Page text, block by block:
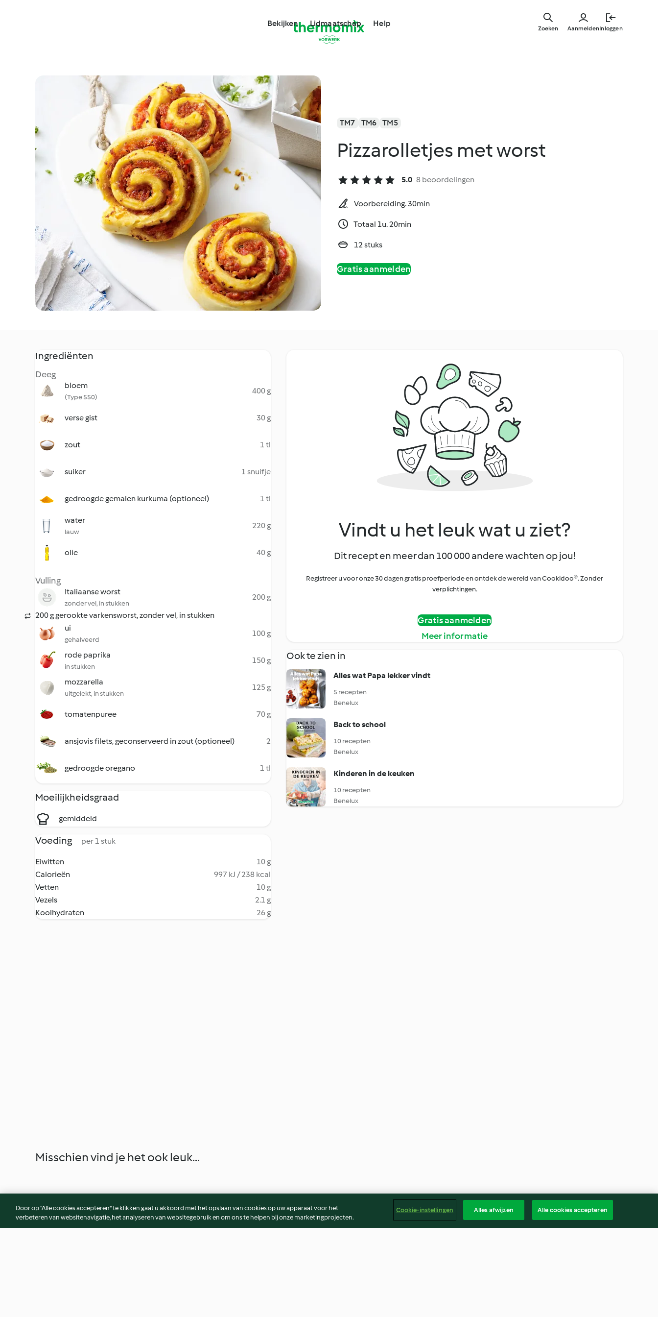
Bekijken Lidmaatschap Help
AanmeldenInloggen
Zoeken
TM7 TM6 TM5
Pizzarolletjes met worst
5.0 8 beoordelingen
Voorbereiding. 30min
Totaal 1u. 20min
12 stuks
Gratis aanmelden
Ingrediënten
Deeg
bloem
(Type 550)
400 g
verse gist 30 g
zout 1 tl
suiker 1 snuifje
gedroogde gemalen kurkuma (optioneel) 1 tl
water
lauw
220 g
olie 40 g
Vulling
Italiaanse worst
zonder vel, in stukken
200 g
200 g gerookte varkensworst, zonder vel, in stukken
ui
gehalveerd
100 g
rode paprika
in stukken
150 g
mozzarella
uitgelekt, in stukken
125 g
tomatenpuree 70 g
ansjovis filets, geconserveerd in zout (optioneel) 2
gedroogde oregano 1 tl
Moeilijkheidsgraad
gemiddeld
Voeding per 1 stuk
Eiwitten
10 g
Calorieën
997 kJ / 238 kcal
Vetten
10 g
Vezels
2.1 g
Koolhydraten
26 g
Vindt u het leuk wat u ziet?
Dit recept en meer dan 100 000 andere wachten op jou!
Registreer u voor onze 30 dagen gratis proefperiode en ontdek de wereld van Cookidoo®. Zonder
verplichtingen.
Gratis aanmelden
Meer informatie
Ook te zien in
Alles wat Papa lekker vindt
5 recepten
Benelux
Back to school
10 recepten
Benelux
Kinderen in de keuken
10 recepten
Benelux
Misschien vind je het ook leuk...
Door op “Alle cookies accepteren” te klikken gaat u akkoord met het opslaan van cookies op uw apparaat voor het
verbeteren van websitenavigatie, het analyseren van websitegebruik en om ons te helpen bij onze marketingprojecten.
Cookie-instellingen Alles afwijzen Alle cookies accepteren